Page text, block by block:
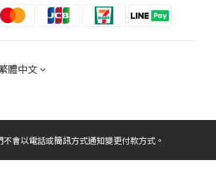
體中文
會以電話或簡訊方式通知變更付款方式。